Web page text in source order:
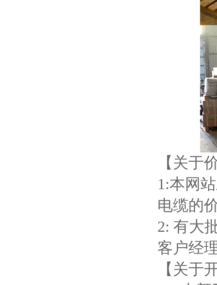
【关于
1:本网
电缆的
2: 有大
客户经
【关于